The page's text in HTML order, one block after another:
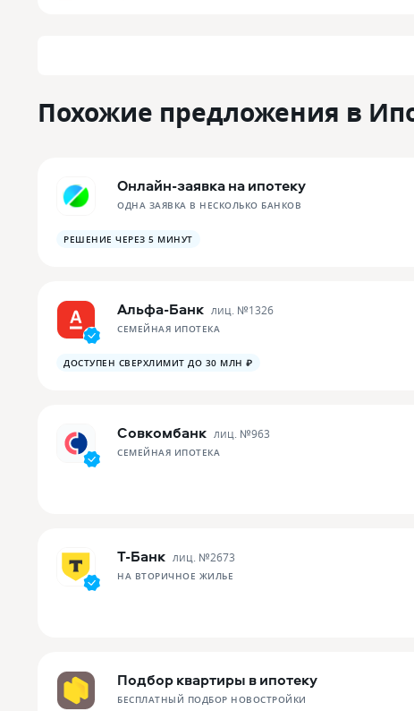
Похожие предложения в
Онлайн-заявка на ипотеку
ОДНА ЗАЯВКА В НЕСКОЛЬКО БАНКОВ
РЕШЕНИЕ ЧЕРЕЗ 5 МИНУТ
Альфа-Банк лиц. №1326
СЕМЕЙНАЯ ИПОТЕКА
ДОСТУПЕН СВЕРХЛИМИТ ДО 30 МЛН ₽
Совкомбанк лиц. №963
СЕМЕЙНАЯ ИПОТЕКА
Т-Банк лиц. №2673
НА ВТОРИЧНОЕ ЖИЛЬЕ
Подбор квартиры в ипотеку
БЕСПЛАТНЫЙ ПОДБОР НОВОСТРОЙКИ